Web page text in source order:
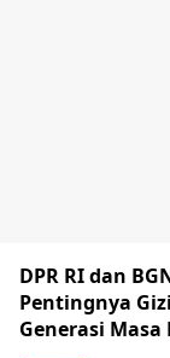
DPR RI dan
Pentingnya
Generasi Masa